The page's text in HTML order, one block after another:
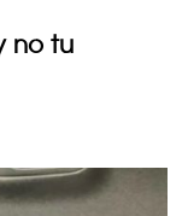
no tu